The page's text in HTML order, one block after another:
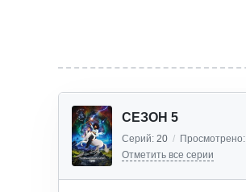
СЕЗОН 5
Серий: 20 / Просмотрено:
Отметить все серии